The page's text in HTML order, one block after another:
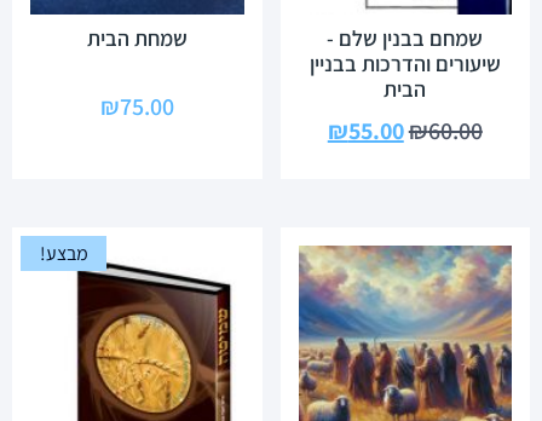
שמחם בבנין שלם -
שיעורים והדרכות בבניין
הבית
₪60.00
₪55.00
שמחת הבית
₪75.00
מבצע!